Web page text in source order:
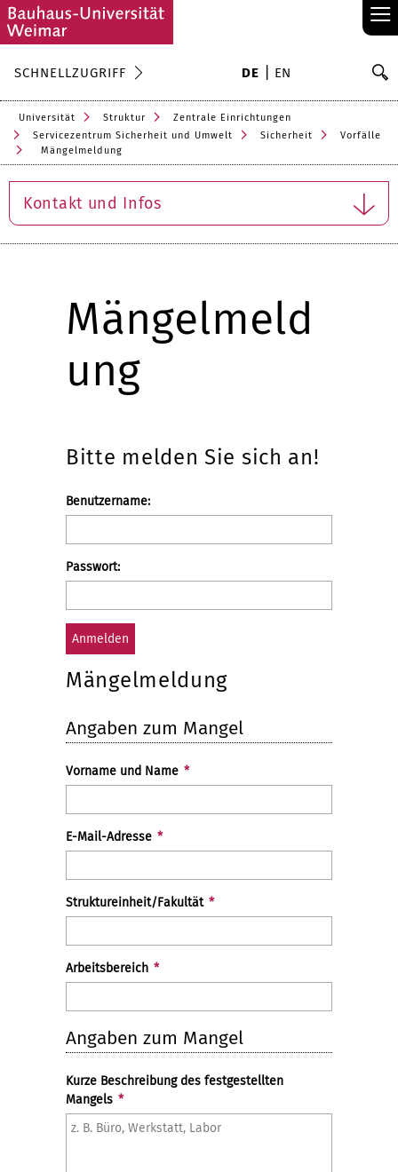
≡
SCHNELLZUGRIFF DE EN
Universität Struktur
Zentrale Einrichtungen
Servicezentrum Sicherheit und Umwelt
Sicherheit
Vorfälle
Mängelmeldung
Kontakt und Infos
Mängelmeld
ung
Bitte melden Sie sich an!
Benutzeranmeldung
Bitte
geben
Benutzernamen
Ihr
Passwort
sich
der
Website
Anmelden
Benutzername:
Passwort:
Mängelmeldung
Angaben zum Mangel
Vorname und Name *
E-Mail-Adresse *
Struktureinheit/Fakultät *
Arbeitsbereich *
Angaben zum Mangel
Kurze Beschreibung des festgestellten
Mangels *